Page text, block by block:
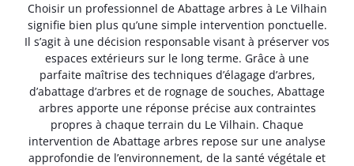
Choisir un professionnel de Abattage arbres à Le Vilhain
signifie bien plus qu’une simple intervention ponctuelle.
Il s’agit à une décision responsable visant à préserver vos
espaces extérieurs sur le long terme. Grâce à une
parfaite maîtrise des techniques d’élagage d’arbres,
d’abattage d’arbres et de rognage de souches, Abattage
arbres apporte une réponse précise aux contraintes
propres à chaque terrain du Le Vilhain. Chaque
intervention de Abattage arbres repose sur une analyse
approfondie de l’environnement, de la santé végétale et